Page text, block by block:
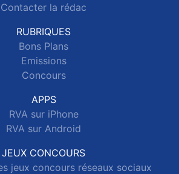
Contacter la rédac
RUBRIQUES
Bons Plans
Emissions
Concours
APPS
RVA sur iPhone
RVA sur Android
JEUX CONCOURS
jeux concours réseaux sociaux